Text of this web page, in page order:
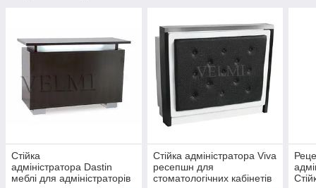
Стійка
адміністратора Dastin
меблі для адміністраторів
Стійка адміністратора Viva
ресепшн для
стоматологічних кабінетів